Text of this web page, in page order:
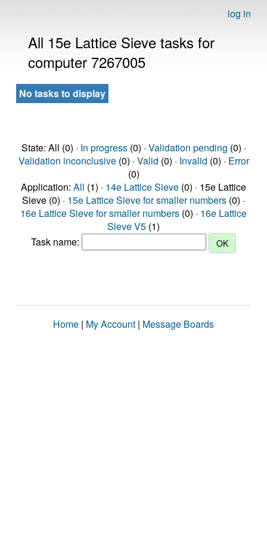
log in
All 15e Lattice Sieve tasks for
computer 7267005
No tasks to display
State: All (0) · In progress(0) · Validation pending (0) ·
Validation inconclusive(0) · Valid (0) · Invalid (0) · Error
(0)
Application: All (1) · 14e Lattice Sieve (0) · 15e Lattice
Sieve (0) · 15e Lattice Sieve for smaller numbers (0) ·
16e Lattice Sieve for smaller numbers (0) · 16e Lattice
Sieve V5 (1)
Task name:
Home | My Account | Message Boards